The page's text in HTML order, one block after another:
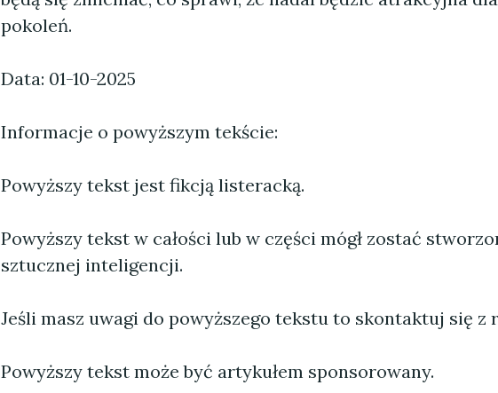
pokoleń.
Data: 01-10-2025
Informacje o powyższym tekście:
Powyższy tekst jest fikcją listeracką.
Powyższy tekst w całości lub w części mógł zostać
sztucznej inteligencji.
Jeśli masz uwagi do powyższego tekstu to skontaktuj się z
Powyższy tekst może być artykułem sponsorowany.